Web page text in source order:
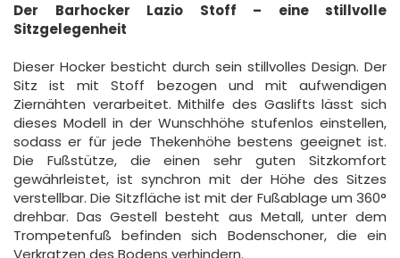
Der Barhocker Lazio Stoff – eine stillvolle
Sitzgelegenheit
Dieser Hocker besticht durch sein stillvolles Design. Der
Sitz ist mit Stoff bezogen und mit aufwendigen
Ziernähten verarbeitet. Mithilfe des Gaslifts lässt sich
dieses Modell in der Wunschhöhe stufenlos einstellen,
sodass er für jede Thekenhöhe bestens geeignet ist.
Die Fußstütze, die einen sehr guten Sitzkomfort
gewährleistet, ist synchron mit der Höhe des Sitzes
verstellbar. Die Sitzfläche ist mit der Fußablage um 360°
drehbar. Das Gestell besteht aus Metall, unter dem
Trompetenfuß befinden sich Bodenschoner, die ein
Verkratzen des Bodens verhindern.